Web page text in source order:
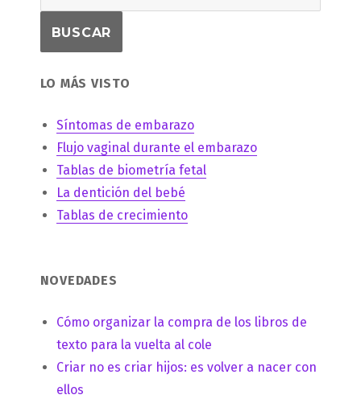
LO MÁS VISTO
Síntomas de embarazo
Flujo vaginal durante el embarazo
Tablas de biometría fetal
La dentición del bebé
Tablas de crecimiento
NOVEDADES
Cómo organizar la compra de los libros de
texto para la vuelta al cole
Criar no es criar hijos: es volver a nacer con
ellos